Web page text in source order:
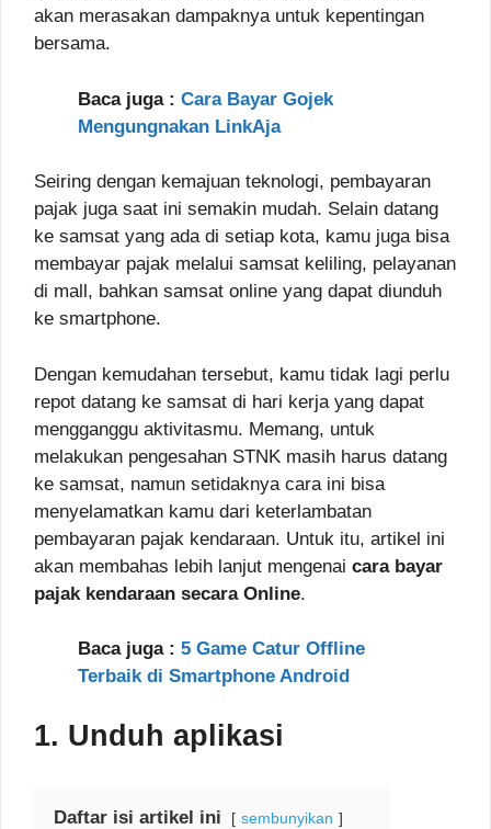
akan merasakan dampaknya untuk kepentingan
bersama.
Baca juga : Cara Bayar Gojek
Mengungnakan LinkAja
Seiring dengan kemajuan teknologi, pembayaran
pajak juga saat ini semakin mudah. Selain datang
ke samsat yang ada di setiap kota, kamu juga bisa
membayar pajak melalui samsat keliling, pelayanan
di mall, bahkan samsat online yang dapat diunduh
ke smartphone.
Dengan kemudahan tersebut, kamu tidak lagi perlu
repot datang ke samsat di hari kerja yang dapat
mengganggu aktivitasmu. Memang, untuk
melakukan pengesahan STNK masih harus datang
ke samsat, namun setidaknya cara ini bisa
menyelamatkan kamu dari keterlambatan
pembayaran pajak kendaraan. Untuk itu, artikel ini
akan membahas lebih lanjut mengenai cara bayar
pajak kendaraan secara Online.
Baca juga : 5 Game Catur Offline
Terbaik di Smartphone Android
1. Unduh aplikasi
Daftar isi artikel ini sembunyikan